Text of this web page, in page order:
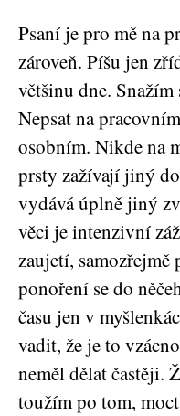
Psaní je pro mě na
zároveň. Píšu jen
většinu dne.
Nepsat na
osobním. Nikde na
prsty zažívají jiný
vydává úplně jiný
věci je intenzivní
zaujetí,
ponoření se do
času jen v
vadit, že je to
neměl dělat častěji.
toužím po tom,